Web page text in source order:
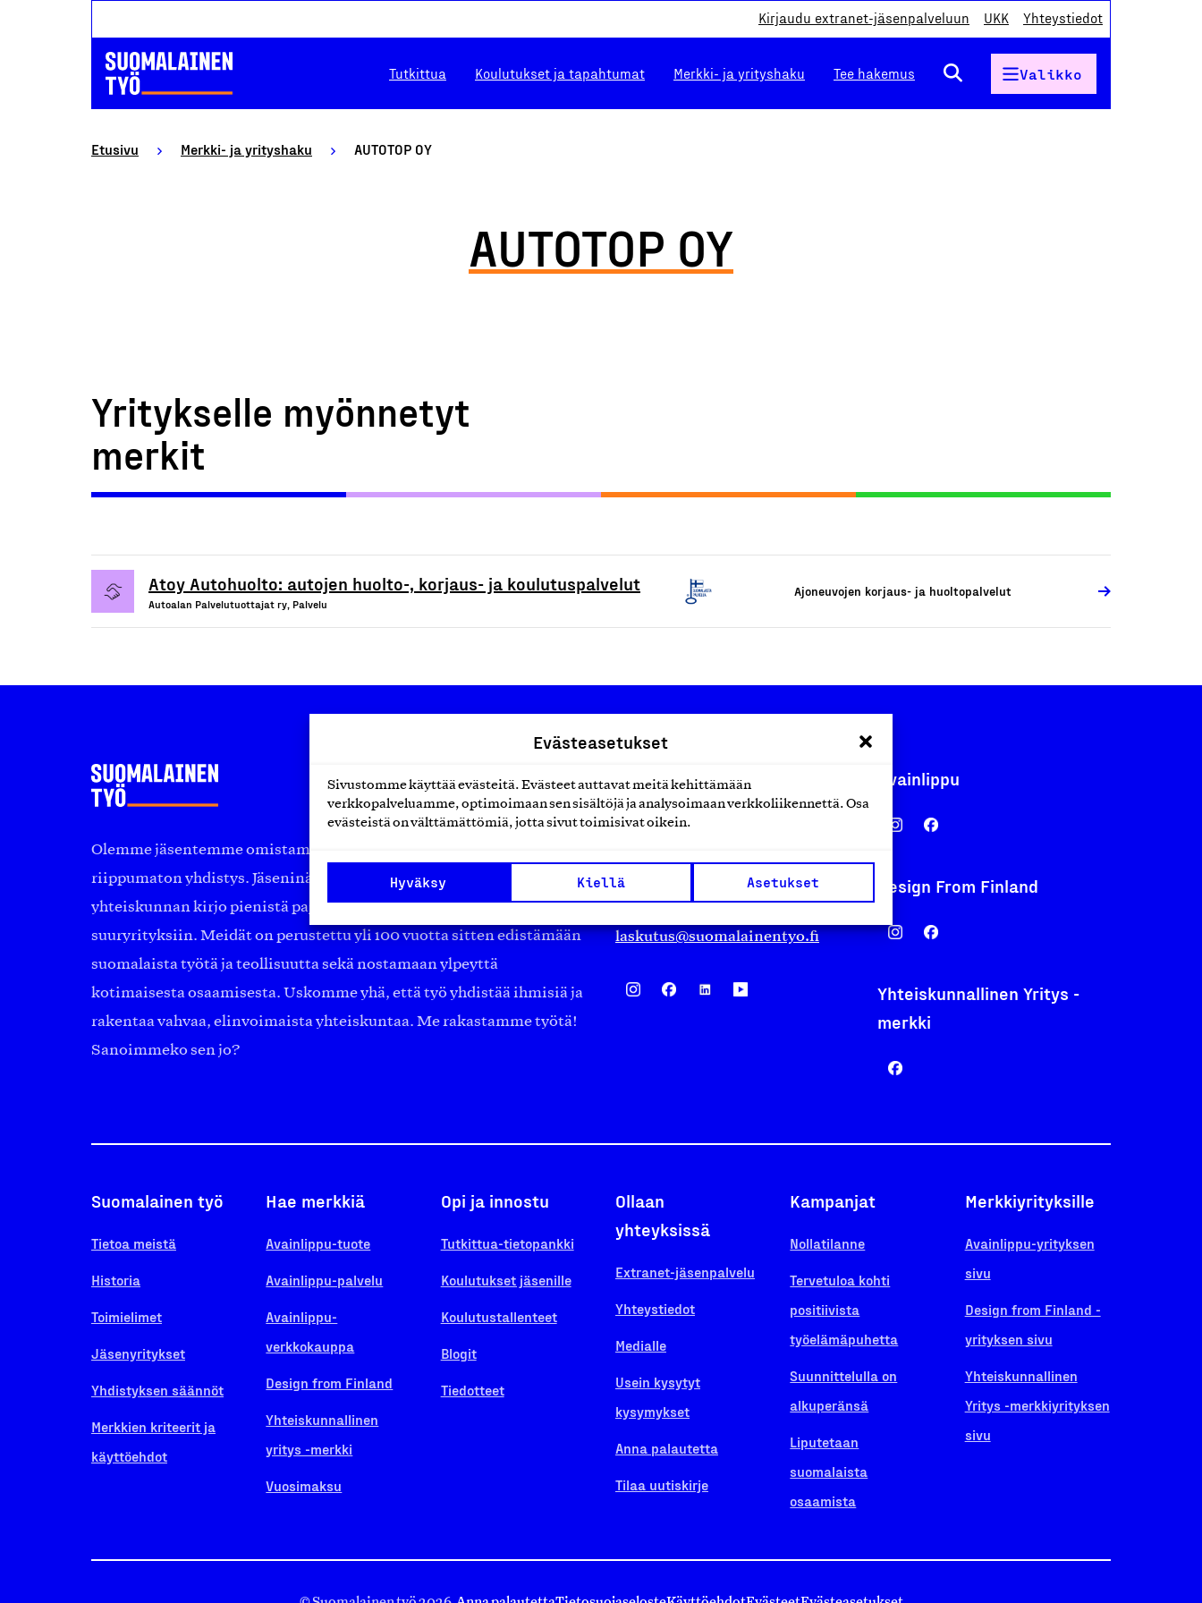
Evästeasetukset
Sivustomme käyttää evästeitä. Evästeet auttavat meitä kehittämään
verkkopalveluamme, optimoimaan sen sisältöjä ja analysoimaan verkkoliikennettä. Osa
evästeistä on välttämättömiä, jotta sivut toimisivat oikein.
Hyväksy Kiellä Asetukset
Kirjaudu extranet-jäsenpalveluun UKK Yhteystiedot
Tutkittua Koulutukset ja tapahtumat Merkki- ja yrityshaku Tee hakemus Valikko
Etusivu Merkki- ja yrityshaku AUTOTOP OY
AUTOTOP OY
Yritykselle myönnetyt
merkit
Atoy Autohuolto: autojen huolto-, korjaus- ja koulutuspalvelut
Autoalan Palvelutuottajat ry, Palvelu
Ajoneuvojen korjaus- ja huoltopalvelut
Olemme jäsentemme omistama puolueeton, työmarkkinajärjestöistä
riippumaton yhdistys. Jäseninämme on koko suomalaisen
yhteiskunnan kirjo pienistä pajoista ja yhteisöistä kansainvälisiin
suuryrityksiin. Meidät on perustettu yli 100 vuotta sitten edistämään
suomalaista työtä ja teollisuutta sekä nostamaan ylpeyttä
kotimaisesta osaamisesta. Uskomme yhä, että työ yhdistää ihmisiä ja
rakentaa vahvaa, elinvoimaista yhteiskuntaa. Me rakastamme työtä!
Sanoimmeko sen jo?
Suomalainen työ ry
Eteläranta 14,
Finland
asiakaspalvelu@suomalainentyo.fi
laskutus@suomalainentyo.fi
Avainlippu
Design From Finland
Yhteiskunnallinen Yritys -
merkki
Suomalainen työ
Tietoa meistä
Historia
Toimielimet
Jäsenyritykset
Yhdistyksen säännöt
Merkkien kriteerit ja
käyttöehdot
Hae merkkiä
Avainlippu-tuote
Avainlippu-palvelu
Avainlippu-
verkkokauppa
Design from Finland
Yhteiskunnallinen
yritys -merkki
Vuosimaksu
Opi ja innostu
Tutkittua-tietopankki
Koulutukset jäsenille
Koulutustallenteet
Blogit
Tiedotteet
Ollaan
yhteyksissä
Extranet-jäsenpalvelu
Yhteystiedot
Medialle
Usein kysytyt
kysymykset
Anna palautetta
Tilaa uutiskirje
Kampanjat
Nollatilanne
Tervetuloa kohti
positiivista
työelämäpuhetta
Suunnittelulla on
alkuperänsä
Liputetaan
suomalaista
osaamista
Merkkiyrityksille
Avainlippu-yrityksen
sivu
Design from Finland -
yrityksen sivu
Yhteiskunnallinen
Yritys -merkkiyrityksen
sivu